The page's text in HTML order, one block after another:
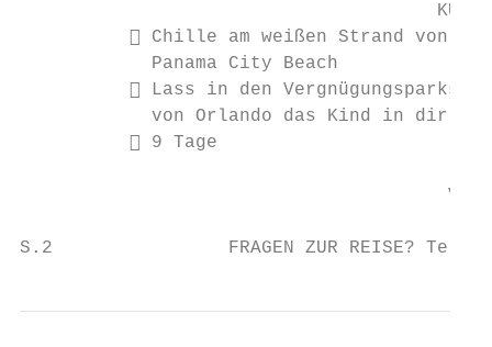
 Chille am weißen Strand von
Panama City Beach
 Lass in den Vergnügungsparks
von Orlando das Kind in dir
           9 Tage
S.2                FRAGEN ZUR REISE?